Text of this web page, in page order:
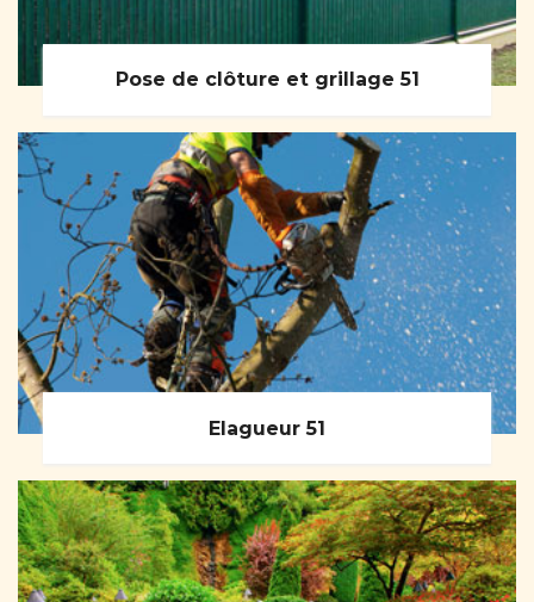
Pose de clôture et grillage 51
Elagueur 51